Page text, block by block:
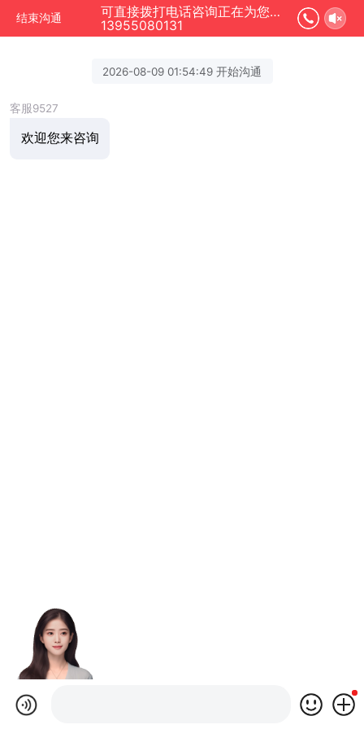
结束沟通
可直接拨打电话咨询正在为您服务
13955080131
2026-08-09 01:54:49 开始沟通
客服9527
欢迎您来咨询